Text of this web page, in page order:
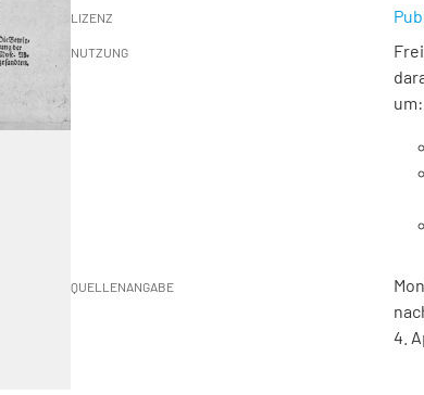
LIZENZ
NUTZUNG
um:
QUELLENANGABE
4.